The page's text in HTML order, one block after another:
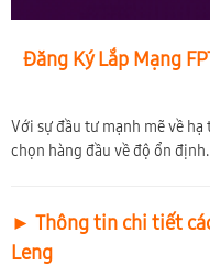
Đăng Ký Lắp Mạng
Với sự đầu tư mạnh mẽ về hạ
chọn hàng đầu về độ ổn định.
► Thông tin chi tiết
Leng